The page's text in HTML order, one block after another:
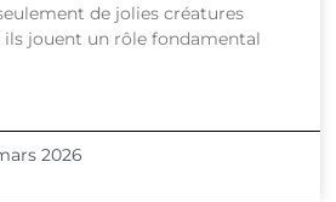
de jolies créatures
ils jouent un rôle fondamental
2026